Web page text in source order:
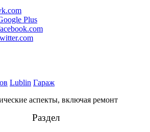
Plus
Lublin Гараж
аспекты, включая ремонт
Раздел